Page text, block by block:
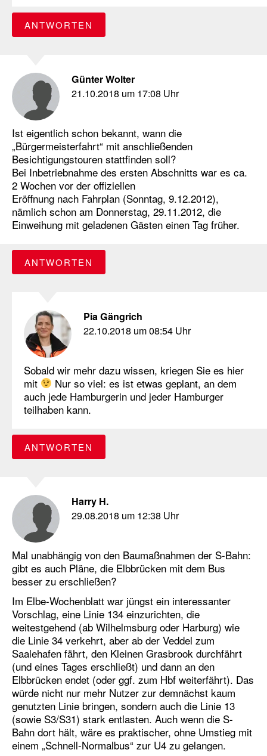
ANTWORTEN
Günter Wolter
21.10.2018 um 17:08 Uhr
Ist eigentlich schon bekannt, wann die
„Bürgermeisterfahrt“ mit anschließenden
Besichtigungstouren stattfinden soll?
Bei Inbetriebnahme des ersten Abschnitts war es ca.
2 Wochen vor der offiziellen
Eröffnung nach Fahrplan (Sonntag, 9.12.2012),
nämlich schon am Donnerstag, 29.11.2012, die
Einweihung mit geladenen Gästen einen Tag früher.
ANTWORTEN
Pia Gängrich
22.10.2018 um 08:54 Uhr
Sobald wir mehr dazu wissen, kriegen Sie es hier
mit
Nur so viel: es ist etwas geplant, an dem
auch jede Hamburgerin und jeder Hamburger
teilhaben kann.
ANTWORTEN
Harry H.
29.08.2018 um 12:38 Uhr
Mal unabhängig von den Baumaßnahmen der S-Bahn:
gibt es auch Pläne, die Elbbrücken mit dem Bus
besser zu erschließen?
Im Elbe-Wochenblatt war jüngst ein interessanter
Vorschlag, eine Linie 134 einzurichten, die
weitestgehend (ab Wilhelmsburg oder Harburg) wie
die Linie 34 verkehrt, aber ab der Veddel zum
Saalehafen fährt, den Kleinen Grasbrook durchfährt
(und eines Tages erschließt) und dann an den
Elbbrücken endet (oder ggf. zum Hbf weiterfährt). Das
würde nicht nur mehr Nutzer zur demnächst kaum
genutzten Linie bringen, sondern auch die Linie 13
(sowie S3/S31) stark entlasten. Auch wenn die S-
Bahn dort hält, wäre es praktischer, ohne Umstieg mit
einem „Schnell-Normalbus“ zur U4 zu gelangen.